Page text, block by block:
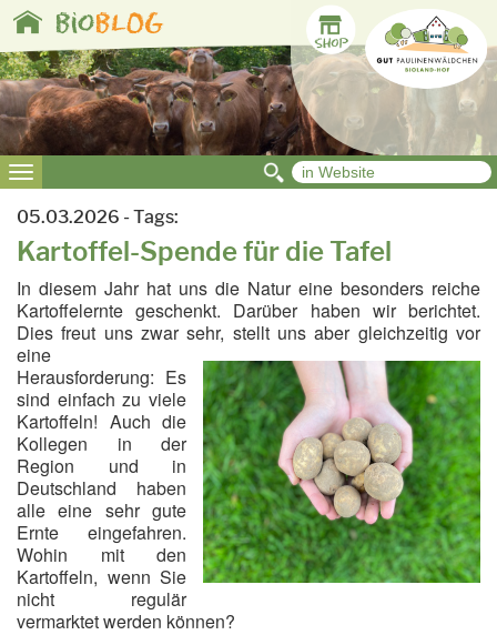
Toggle
navigation
bioBLOG
Toggle
navigation
05.03.2026 - Tags:
Kartoffel-Spende für die Tafel
In diesem Jahr hat uns die Natur eine besonders reiche
Kartoffelernte geschenkt. Darüber haben wir berichtet.
Dies freut uns zwar sehr, stellt uns abergleichzeitig vor
eine
Herausforderung: Es
sind einfach zu viele
Kartoffeln! Auch die
Kollegen in der
Region und in
Deutschland haben
alle eine sehr gute
Ernte eingefahren.
Wohin mit den
Kartoffeln, wenn Sie
nicht regulär
vermarktet werden können?